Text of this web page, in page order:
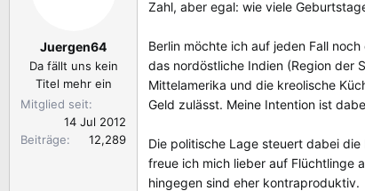
Juergen64
Da fällt uns kein
Titel mehr ein
Mitglied seit
14 Jul 2012
Beiträge
12,289
Zahl, aber egal: wie viele
Berlin möchte ich auf jeden Fall
das nordöstliche Indien (Region der
Mittelamerika und die kreolische
Geld zulässt. Meine Intention ist
Die politische Lage steuert dabei
freue ich mich lieber auf Flüchtlinge
hingegen sind eher kontraproduktiv.